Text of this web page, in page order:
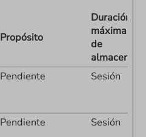
Propósito
Duración
máxima
de
Pendiente Sesión
Pendiente Sesión